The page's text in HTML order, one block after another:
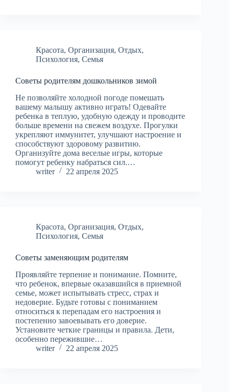
Красота, Организация, Отдых,
Психология, Семья
Советы родителям дошкольников зимой
Не позволяйте холодной погоде помешать
вашему малышу активно играть! Одевайте
ребенка в теплую, удобную одежду и проводите
больше времени на свежем воздухе. Прогулки
укрепляют иммунитет, улучшают настроение и
способствуют здоровому развитию.
Организуйте дома веселые игры, которые
помогут ребенку набраться сил.…
writer
22 апреля 2025
Красота, Организация, Отдых,
Психология, Семья
Советы заменяющим родителям
Проявляйте терпение и понимание. Помните,
что ребенок, впервые оказавшийся в приемной
семье, может испытывать стресс, страх и
недоверие. Будьте готовы с пониманием
относиться к перепадам его настроения и
постепенно завоевывать его доверие.
Установите четкие границы и правила. Дети,
особенно пережившие…
writer
22 апреля 2025